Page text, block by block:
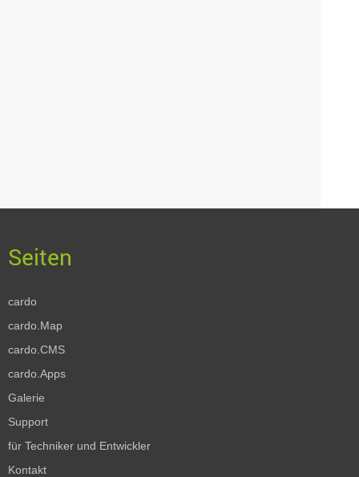
cardo
cardo.Map
cardo.CMS
cardo.Apps
Galerie
Support
für Techniker und Entwickler
Kontakt